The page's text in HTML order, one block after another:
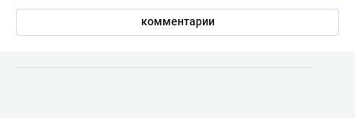
комментарии